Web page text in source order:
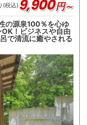
(税込) 9,900円～
の源泉100％を心ゆ
！ビジネスや自由
で清流に癒やされる